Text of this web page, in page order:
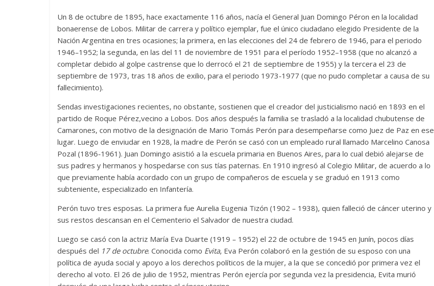
Un 8 de octubre de 1895, hace exactamente 116 años, nacía el General Juan Domingo Péron en la localidad
bonaerense de Lobos. Militar de carrera y político ejemplar, fue el único ciudadano elegido Presidente de la
Nación Argentina en tres ocasiones; la primera, en las elecciones del 24 de febrero de 1946, para el periodo
1946–1952; la segunda, en las del 11 de noviembre de 1951 para el período 1952–1958 (que no alcanzó a
completar debido al golpe castrense que lo derrocó el 21 de septiembre de 1955) y la tercera el 23 de
septiembre de 1973, tras 18 años de exilio, para el periodo 1973-1977 (que no pudo completar a causa de su
fallecimiento).
Sendas investigaciones recientes, no obstante, sostienen que el creador del justicialismo nació en 1893 en el
partido de Roque Pérez,vecino a Lobos. Dos años después la familia se trasladó a la localidad chubutense de
Camarones, con motivo de la designación de Mario Tomás Perón para desempeñarse como Juez de Paz en ese
lugar. Luego de enviudar en 1928, la madre de Perón se casó con un empleado rural llamado Marcelino Canosa
Pozal (1896-1961). Juan Domingo asistió a la escuela primaria en Buenos Aires, para lo cual debió alejarse de
sus padres y hermanos y hospedarse con sus tías paternas. En 1910 ingresó al Colegio Militar, de acuerdo a lo
que previamente había acordado con un grupo de compañeros de escuela y se graduó en 1913 como
subteniente, especializado en Infantería.
Perón tuvo tres esposas. La primera fue Aurelia Eugenia Tizón (1902 – 1938), quien falleció de cáncer uterino y
sus restos descansan en el Cementerio el Salvador de nuestra ciudad.
Luego se casó con la actriz María Eva Duarte (1919 – 1952) el 22 de octubre de 1945 en Junín, pocos días
después del 17 de octubre. Conocida como Evita, Eva Perón colaboró en la gestión de su esposo con una
política de ayuda social y apoyo a los derechos políticos de la mujer, a la que se concedió por primera vez el
derecho al voto. El 26 de julio de 1952, mientras Perón ejercía por segunda vez la presidencia, Evita murió